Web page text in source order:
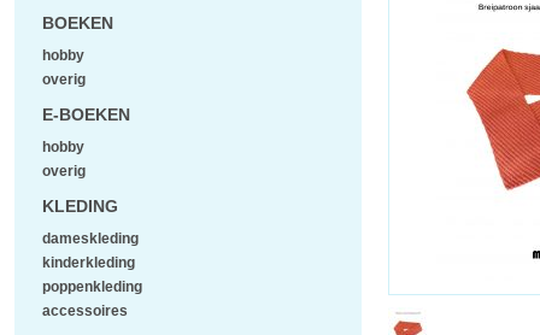
BOEKEN
hobby
overig
E-BOEKEN
hobby
overig
KLEDING
dameskleding
kinderkleding
poppenkleding
accessoires